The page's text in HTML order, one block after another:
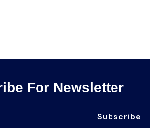
For Newsletter
Subscribe